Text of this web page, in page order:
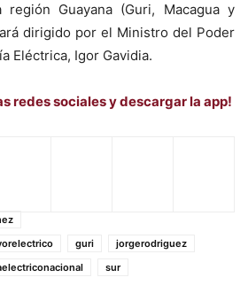
Guayana (Guri, Macagua y
dirigido por el Ministro del Poder
Eléctrica, Igor Gavidia.
redes sociales y descargar la app!
guri
jorgerodriguez
sur